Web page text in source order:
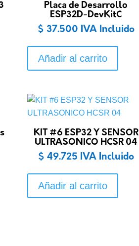
Placa de Desarrollo
ESP32D-DevKitC
$ 37.500 IVA Incluido
Añadir al carrito
KIT #6 ESP32 Y SENSOR
ULTRASONICO HCSR 04
$ 49.725 IVA Incluido
Añadir al carrito